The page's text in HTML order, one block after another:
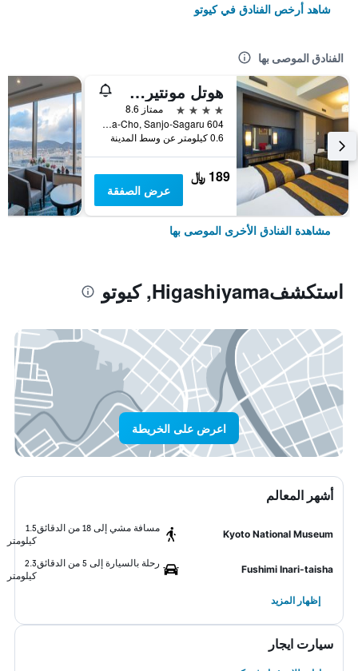
شاهد أرخص الفنادق في كيوتو
الفنادق الموصى بها
هوتل مونتيري كيوتو
4 نجوم
ممتاز 8.6
604 Manjuya-Cho, Sanjo-Sagaru, كيوتو, اليابان
0.6 كيلومتر عن وسط المدينة
189 ﷼
عرض الصفقة
مشاهدة الفنادق الأخرى الموصى بها
استكشفHigashiyama, كيوتو
اعرض على الخريطة
أشهر المعالم
Kyoto National Museum
مسافة مشي إلى 18 من الدقائق
1.5
كيلومتر
Fushimi Inari-taisha
رحلة بالسيارة إلى 5 من الدقائق
2.3
كيلومتر
إظهار المزيد
سيارت ايجار